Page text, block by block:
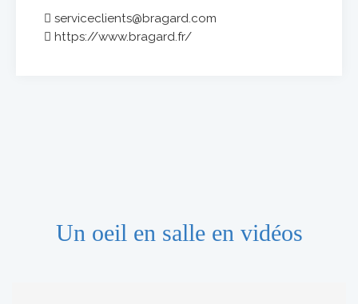
serviceclients@bragard.com
https://www.bragard.fr/
Un oeil en salle en vidéos